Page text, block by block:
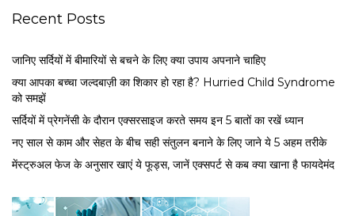
Recent Posts
जानिए सर्दियों में बीमारियों से बचने के लिए क्या उपाय अपनाने चाहिए
क्या आपका बच्चा जल्दबाज़ी का शिकार हो रहा है? Hurried Child Syndrome
को समझें
सर्द‍ियों में प्रेगनेंसी के दौरान एक्सरसाइज करते समय इन 5 बातों का रखें ध्यान
नए साल से काम और सेहत के बीच सही संतुलन बनाने के लिए जाने ये 5 अहम तरीके
मेंस्ट्रुअल फेज के अनुसार खाएं ये फूड्स, जानें एक्सपर्ट से कब क्या खाना है फायदेमंद